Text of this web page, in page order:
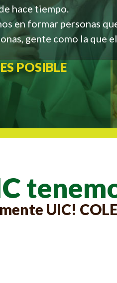
hace tiempo.
en formar personas
gente como la que
POSIBLE
UIC!